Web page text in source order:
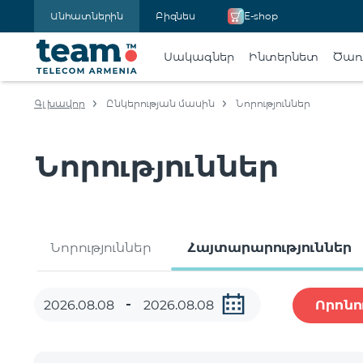
Անհատներին Բիզնես E-shop
Սակագներ Ինտերնետ
Գլխավոր Ընկերության մասին Նորություններ
Նորություններ
Նորություններ Հայտարարություններ